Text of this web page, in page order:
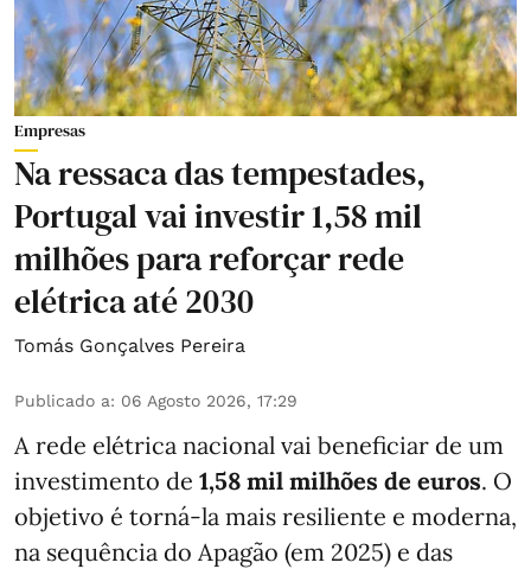
Empresas
Na ressaca das tempestades,
Portugal vai investir 1,58 mil
milhões para reforçar rede
elétrica até 2030
Tomás Gonçalves Pereira
Publicado a: 06 Agosto 2026, 17:29
A rede elétrica nacional vai beneficiar de um
investimento de 1,58 mil milhões de euros. O
objetivo é torná-la mais resiliente e moderna,
na sequência do Apagão (em 2025) e das